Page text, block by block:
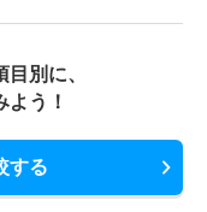
別に、
よう！
する